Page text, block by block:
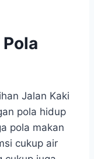
Jalan Kaki
pola hidup
pola makan
cukup air